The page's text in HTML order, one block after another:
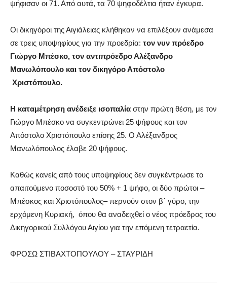
ψήφισαν οι 71. Από αυτά, τα 70 ψηφοδέλτια ήταν έγκυρα.
Οι δικηγόροι της Αιγιάλειας κλήθηκαν να επιλέξουν ανάμεσα
σε τρεις υποψηφίους για την προεδρία: τον νυν πρόεδρο
Γιώργο Μπέσκο, τον αντιπρόεδρο Αλέξανδρο
Μανωλόπουλο και τον δικηγόρο Απόστολο
Χριστόπουλο.
Η καταμέτρηση ανέδειξε ισοπαλία στην πρώτη θέση, με τον
Γιώργο Μπέσκο να συγκεντρώνει 25 ψήφους και τον
Απόστολο Χριστόπουλο επίσης 25. Ο Αλέξανδρος
Μανωλόπουλος έλαβε 20 ψήφους.
Καθώς κανείς από τους υποψηφίους δεν συγκέντρωσε το
απαιτούμενο ποσοστό του 50% + 1 ψήφο, οι δύο πρώτοι –
Μπέσκος και Χριστόπουλος– περνούν στον β΄ γύρο, την
ερχόμενη Κυριακή, όπου θα αναδειχθεί ο νέος πρόεδρος του
Δικηγορικού Συλλόγου Αιγίου για την επόμενη τετραετία.
ΦΡΟΣΩ ΣΤΙΒΑΧΤΟΠΟΥΛΟΥ – ΣΤΑΥΡΙΔΗ